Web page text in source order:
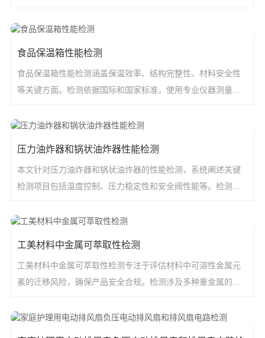
食品保温箱性能检测
食品保温箱性能检测涵盖保温效率、结构完整性、材料安全性
等关键方面。检测依据国际和国家标准，使用专业仪器测量温
压力油炸器和锅状油炸器性能检测
本文针对压力油炸器和锅状油炸器的性能检测，系统阐述关键
检测项目包括温度控制、压力稳定性和安全阀性能等。检测范
工美材料中金属可萃取性检测
工美材料中金属可萃取性检测专注于评估材料中可溶性金属元
素的迁移风险，确保产品安全合规。检测涉及多种重金属的萃